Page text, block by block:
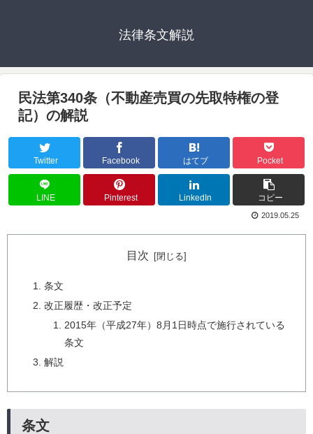
法律条文解説
民法第340条（不動産売買の先取特権の登
記）の解説
Twitter Facebook はてブ Pocket
LINE Pinterest LinkedIn コピー
2019.05.25
目次
条文
改正履歴・改正予定
2015年（平成27年）8月1日時点で施行されている
条文
解説
条文